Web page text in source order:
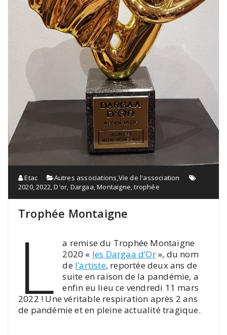
Etac Autres associations,Vie de l'association
2020,2022,D'or, Dargaa,Montaigne,trophée
Trophée Montaigne
L
a remise du Trophée Montaigne
2020 « les Dargaa d’Or», du nom
de l’artiste, reportée deux ans de
suite en raison de la pandémie, a
enfin eu lieu ce vendredi 11 mars
2022 ! Une véritable respiration après 2 ans
de pandémie et en pleine actualité tragique.